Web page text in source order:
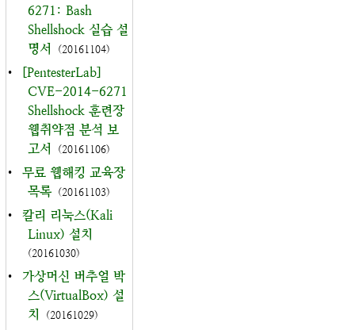
6271: Bash
Shellshock 실습 설
명서
(20161104)
•
[PentesterLab]
CVE-2014-6271
Shellshock 훈련장
웹취약점 분석 보
고서
(20161106)
•
무료 웹해킹 교육장
목록 (20161103)
•
칼리 리눅스(Kali
Linux) 설치
(20161030)
•
가상머신 버추얼 박
스(VirtualBox) 설
치
(20161029)